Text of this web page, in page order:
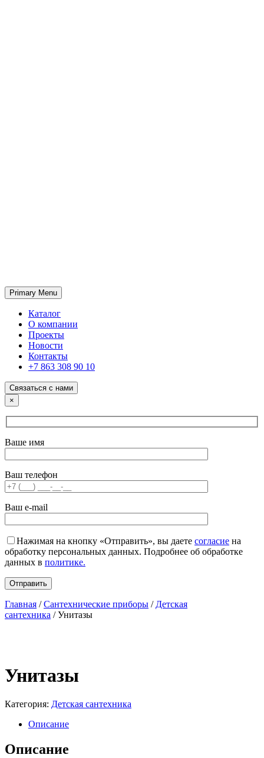
ГК «SABONE»
Оптовые поставки отделочных материалов и оборудования
Primary Menu
Каталог
О компании
Проекты
Новости
Контакты
+7 863 308 90 10
Связаться с нами
×
Ваше имя
Ваш телефон
Ваш e-mail
Нажимая на кнопку «Отправить», вы даете согласие на
обработку персональных данных. Подробнее об обработке
данных в политике.
Главная /Сантехнические приборы / Детская
сантехника / Унитазы
Унитазы
Категория: Детская сантехника
Описание
Описание